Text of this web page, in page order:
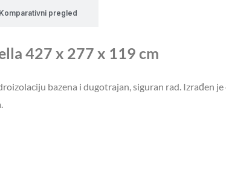
Komparativni pregled
427 x 277 x 119 cm
bazena i dugotrajan, siguran rad. Izrađen je